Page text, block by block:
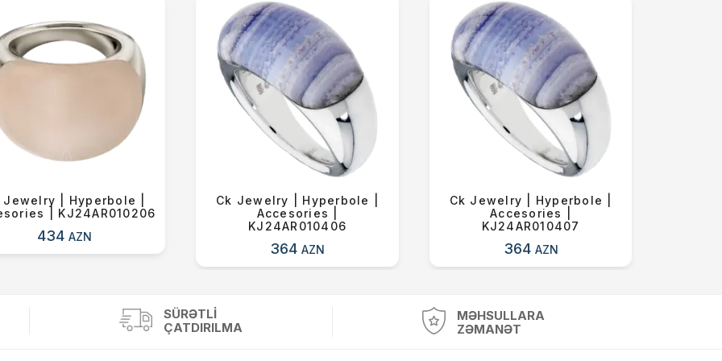
Jewelry | Hyperbole |
| KJ24AR010206
434 AZN
Ck Jewelry | Hyperbole |
Accesories |
KJ24AR010406
364AZN
Ck Jewelry | Hyperbole |
Accesories |
KJ24AR010407
364 AZN
SÜRƏTLI
ÇATDIRILMA
MƏHSULLARA
ZƏMANƏT